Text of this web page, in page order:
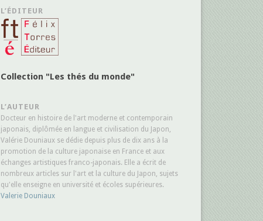
L’ÉDITEUR
Collection "Les thés du monde"
L’AUTEUR
Docteur en histoire de l'art moderne et contemporain
japonais, diplômée en langue et civilisation du Japon,
Valérie Douniaux se dédie depuis plus de dix ans à la
promotion de la culture japonaise en France et aux
échanges artistiques franco-japonais. Elle a écrit de
nombreux articles sur l'art et la culture du Japon, sujets
qu'elle enseigne en université et écoles supérieures.
Valerie Douniaux